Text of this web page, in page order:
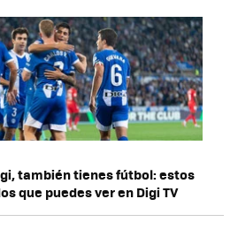
también tienes fútbol: estos
que puedes ver en Digi TV